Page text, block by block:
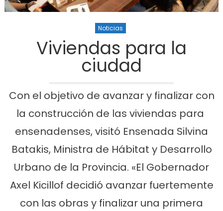
Noticias
Viviendas para la
ciudad
Con el objetivo de avanzar y finalizar con
la construcción de las viviendas para
ensenadenses, visitó Ensenada Silvina
Batakis, Ministra de Hábitat y Desarrollo
Urbano de la Provincia. «El Gobernador
Axel Kicillof decidió avanzar fuertemente
con las obras y finalizar una primera